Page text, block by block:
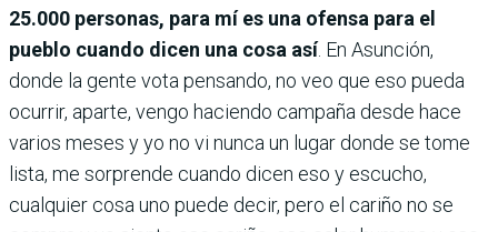
25.000 personas, para mí es una ofensa para el
pueblo cuando dicen una cosa así. En Asunción,
donde la gente vota pensando, no veo que eso pueda
ocurrir, aparte, vengo haciendo campaña desde hace
varios meses y yo no vi nunca un lugar donde se tome
lista, me sorprende cuando dicen eso y escucho,
cualquier cosa uno puede decir, pero el cariño no se